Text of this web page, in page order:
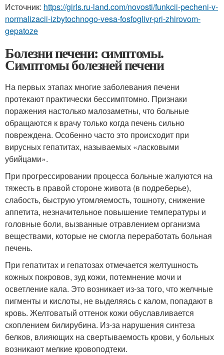
Источник: https://girls.ru-land.com/novosti/funkcii-pecheni-v-
normalizacii-izbytochnogo-vesa-fosfoglivr-pri-zhirovom-
gepatoze
Болезни печени: симптомы.
Симптомы болезней печени
На первых этапах многие заболевания печени
протекают практически бессимптомно. Признаки
поражения настолько малозаметны, что больные
обращаются к врачу только когда печень сильно
повреждена. Особенно часто это происходит при
вирусных гепатитах, называемых «ласковыми
убийцами».
При прогрессировании процесса больные жалуются на
тяжесть в правой стороне живота (в подреберье),
слабость, быструю утомляемость, тошноту, снижение
аппетита, незначительное повышение температуры и
головные боли, вызванные отравлением организма
веществами, которые не смогла переработать больная
печень.
При гепатитах и гепатозах отмечается желтушность
кожных покровов, зуд кожи, потемнение мочи и
осветление кала. Это возникает из-за того, что желчные
пигменты и кислоты, не выделяясь с калом, попадают в
кровь. Желтоватый оттенок кожи обуславливается
скоплением билирубина. Из-за нарушения синтеза
белков, влияющих на свертываемость крови, у больных
возникают мелкие кровоподтеки.